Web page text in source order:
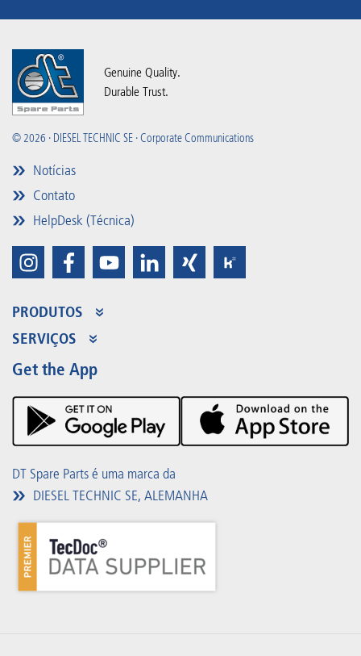
Genuine Quality.
Durable Trust.
© 2026 · DIESEL TECHNIC SE · Corporate Communications
Notícias
Contato
HelpDesk (Técnica)
PRODUTOS
Gama de produtos
Partner Portal
Product Promotions
SERVIÇOS
Benefícios
Premium Shop
Eventos
Downloads
Get the App
DT Spare Parts é uma marca da
DIESEL TECHNIC SE, ALEMANHA